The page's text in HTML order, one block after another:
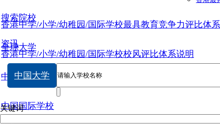
香港中学/小学/幼稚园/国际学校最具教育竞争力评比体
香港中学/小学/幼稚园/国际学校校风评比体系说明
搜索院校
全球大学
中国大学
中国国际学校
资讯
中国大学
关键词